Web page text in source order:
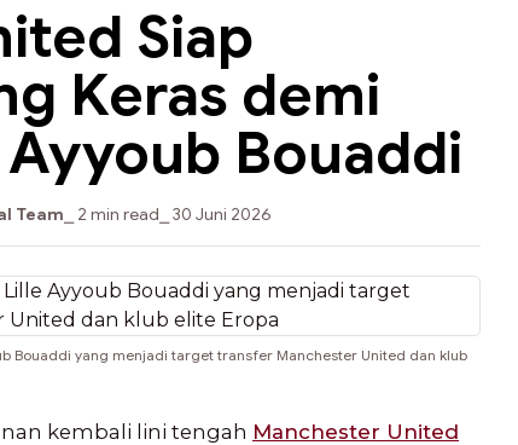
Siap
Keras demi
Bouaddi
Team ⎯ 2 min read ⎯ 30 Juni 2026
Bouaddi yang menjadi target transfer Manchester United dan klub
kembali lini tengah Manchester United